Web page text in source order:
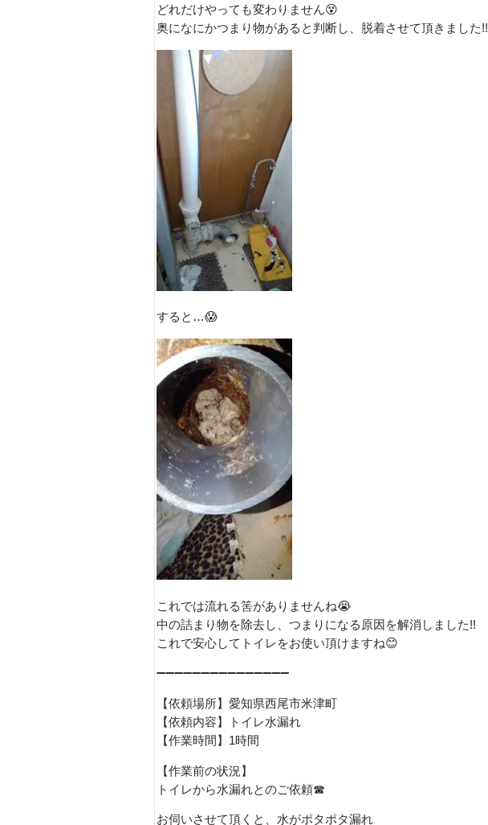
どれだけやっても変わりません😵
奥になにかつまり物があると判断し、脱着させて頂きました!!
すると…😱
これでは流れる筈がありませんね😭
中の詰まり物を除去し、つまりになる原因を解消しました!!
これで安心してトイレをお使い頂けますね😊
➖➖➖➖➖➖➖➖➖➖➖➖➖➖➖
【依頼場所】愛知県西尾市米津町
【依頼内容】トイレ水漏れ
【作業時間】1時間
【作業前の状況】
トイレから水漏れとのご依頼☎
お伺いさせて頂くと、水がポタポタ漏れ